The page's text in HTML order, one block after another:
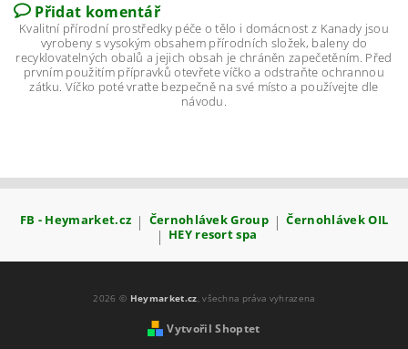
Přidat komentář
Kvalitní přírodní prostředky péče o tělo i domácnost z Kanady jsou
vyrobeny s vysokým obsahem přírodních složek, baleny do
recyklovatelných obalů a jejich obsah je chráněn zapečetěním. Před
prvním použitím přípravků otevřete víčko a odstraňte ochrannou
zátku. Víčko poté vraťte bezpečně na své místo a používejte dle
návodu.
FB - Heymarket.cz | Černohlávek Group | Černohlávek OIL
| HEY resort spa
2026 © Heymarket.cz , všechna práva vyhrazena
Vytvořil Shoptet